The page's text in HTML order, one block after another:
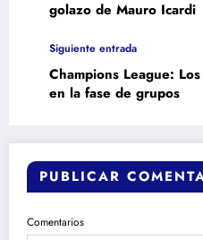
golazo de Mauro Icardi
Siguiente entrada
Champions League:
en la fase de grupos
PUBLICAR
Comentarios